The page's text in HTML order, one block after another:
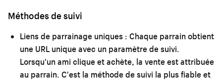
Méthodes de suivi
Liens de parrainage uniques : Chaque parrain obtient
une URL unique avec un paramètre de suivi.
Lorsqu'un ami clique et achète, la vente est attribuée
au parrain. C'est la méthode de suivi la plus fiable et